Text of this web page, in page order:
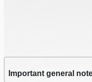
Important general